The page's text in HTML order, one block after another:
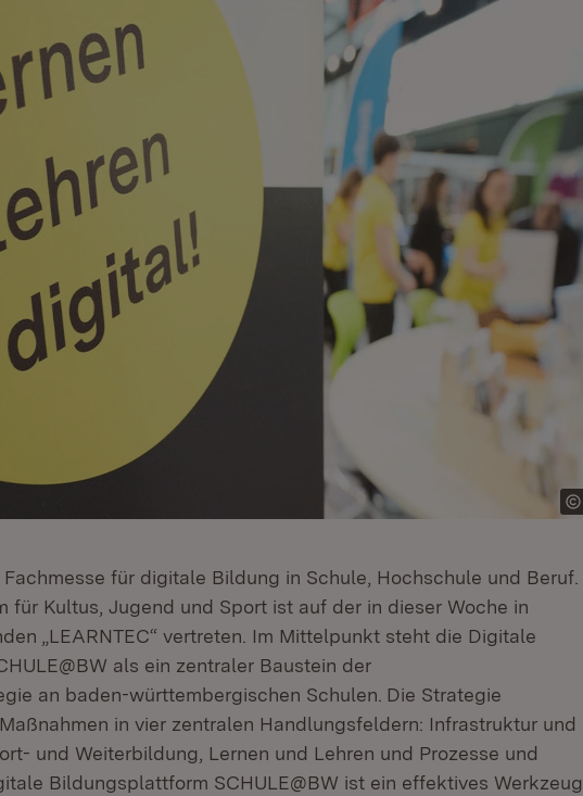
für digitale Bildung in Schule, Hochschule und Beruf.
für Kultus, Jugend und Sport ist auf der in dieser Woche in
„LEARNTEC“ vertreten. Im Mittelpunkt steht die Digitale
als ein zentraler Baustein der
an baden-württembergischen Schulen. Die Strategie
in vier zentralen Handlungsfeldern: Infrastruktur und
und Weiterbildung, Lernen und Lehren und Prozesse und
Bildungsplattform SCHULE@BW ist ein effektives Werkzeug